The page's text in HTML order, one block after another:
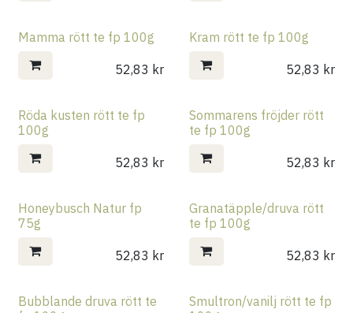
Mamma rött te fp 100g
52,83 kr
Kram rött te fp 100g
52,83 kr
Röda kusten rött te fp
100g
52,83 kr
Sommarens fröjder rött
te fp 100g
52,83 kr
Honeybusch Natur fp
75g
52,83 kr
Granatäpple/druva rött
te fp 100g
52,83 kr
Bubblande druva rött te
Smultron/vanilj rött te fp